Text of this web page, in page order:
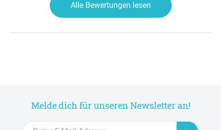
Alle Bewertungen lesen
Melde dich für unseren Newsletter an!